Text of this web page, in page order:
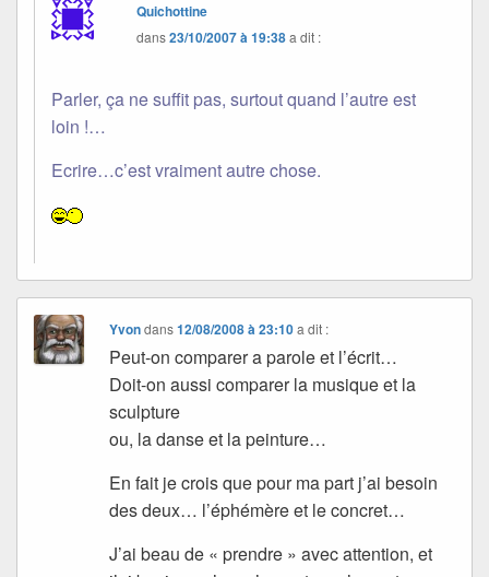
Quichottine
dans23/10/2007 à 19:38a dit :
Parler, ça ne suffit pas, surtout quand l’autre est
loin !…
Ecrire…c’est vraiment autre chose.
Yvondans12/08/2008 à 23:10 a dit :
Peut-on comparer a parole et l’écrit…
Doit-on aussi comparer la musique et la
sculpture
ou, la danse et la peinture…
En fait je crois que pour ma part j’ai besoin
des deux… l’éphémère et le concret…
J’ai beau de « prendre » avec attention, et